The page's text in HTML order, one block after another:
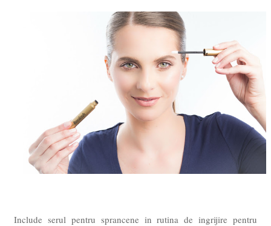
Include serul pentru sprancene in rutina de ingrijire pentru